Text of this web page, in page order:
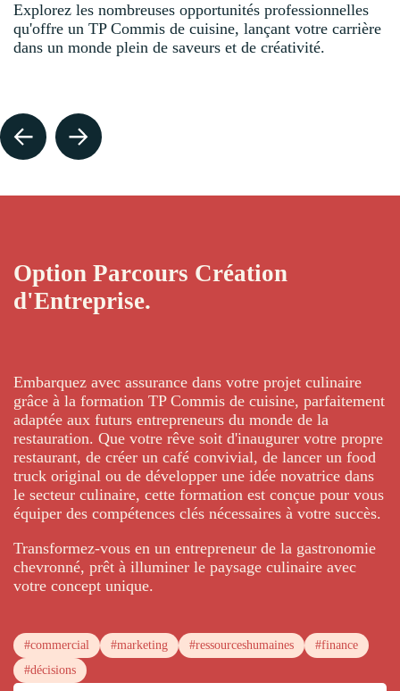
Explorez les nombreuses opportunités professionnelles
qu'offre un TP Commis de cuisine, lançant votre carrière
dans un monde plein de saveurs et de créativité.
CUISINIER/CUISINIÈRE
Option Parcours Création
d'Entreprise.
Embarquez avec assurance dans votre projet culinaire
grâce à la formation TP Commis de cuisine, parfaitement
adaptée aux futurs entrepreneurs du monde de la
restauration. Que votre rêve soit d'inaugurer votre propre
restaurant, de créer un café convivial, de lancer un food
truck original ou de développer une idée novatrice dans
le secteur culinaire, cette formation est conçue pour vous
équiper des compétences clés nécessaires à votre succès.
Transformez-vous en un entrepreneur de la gastronomie
chevronné, prêt à illuminer le paysage culinaire avec
votre concept unique.
#commercial #marketing #ressourceshumaines
#finance
#décisions